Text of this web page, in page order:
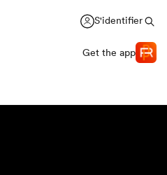
S'identifier
Get the app